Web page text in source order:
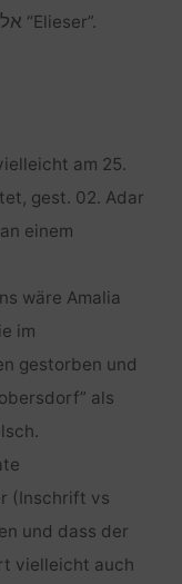
“Elieser”.
am 25.
gest. 02. Adar
einem
wäre Amalia
im
gestorben und
als
(Inschrift vs
und dass der
vielleicht auch